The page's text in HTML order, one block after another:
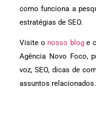
como funciona a
estratégias de SEO.
Visite o nosso bloge
Agência Novo Foco,
voz, SEO, dicas de
assuntos relacionados.